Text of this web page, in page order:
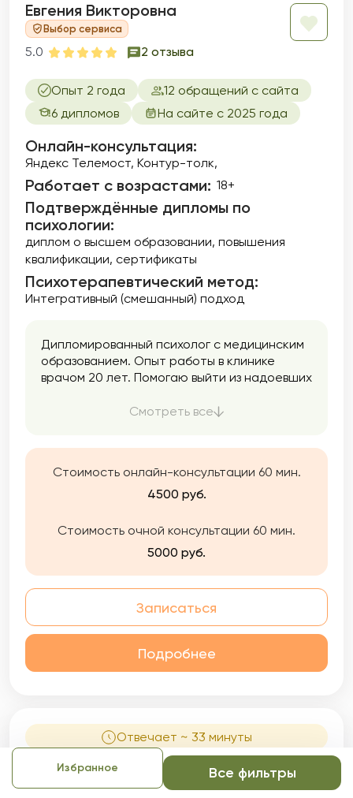
Избранное Все фильтры
Евгения Викторовна
Выбор сервиса
5.0 2 отзыва
Опыт 2 года
12 обращений с сайта
6 дипломов
На сайте с 2025 года
Онлайн-консультация:
Яндекс Телемост, Контур-толк,
Работает с возрастами: 18+
Подтверждённые дипломы по
психологии:
диплом о высшем образовании повышения
квалификации сертификаты
Психотерапевтический метод:
Интегративный (смешанный) подход
Дипломированный психолог с медицинским
образованием. Опыт работы в клинике
врачом 20 лет. Помогаю выйти из надоевших
помощью методов и техник быстрых
Смотреть все
Стоимость онлайн-консультации 60 мин.
4500 руб.
Стоимость очной консультации 60 мин.
5000 руб.
Записаться
Подробнее
Отвечает ~ 33 минуты
Юлия Александровна